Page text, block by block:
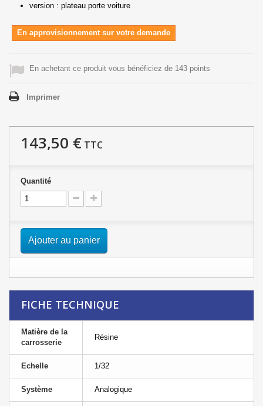
version : plateau porte voiture
En approvisionnement sur votre demande
En achetant ce produit vous bénéficiez de 143 points
Imprimer
143,50 € TTC
Quantité
Ajouter au panier
FICHE TECHNIQUE
Matière de la
carrosserie
Résine
Echelle 1/32
Système Analogique